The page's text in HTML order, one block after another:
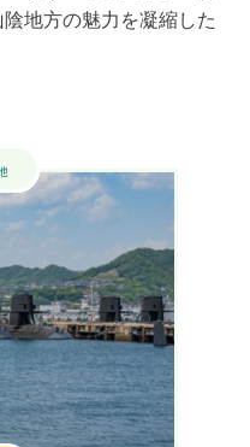
地方の魅力を凝縮した